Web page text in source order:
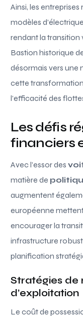
Ainsi, les
modèles
rendant la transition
Bastion historique
désormais vers une
cette
l’efficacité des
Les défis
financiers
Avec l’essor des
matière de
augmentent
européenne
encourager la
infrastructure
planification
Stratégies de
d’exploitation
Le coût de